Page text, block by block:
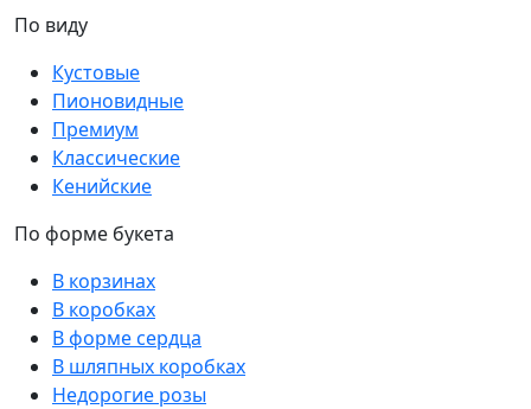
По виду
Кустовые
Пионовидные
Премиум
Классические
Кенийские
По форме букета
В корзинах
В коробках
В форме сердца
В шляпных коробках
Недорогие розы